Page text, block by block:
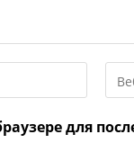
URL
веб-
для